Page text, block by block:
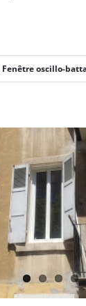
Fenêtre oscillo-